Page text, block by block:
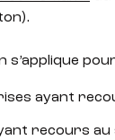
ayant
recours au